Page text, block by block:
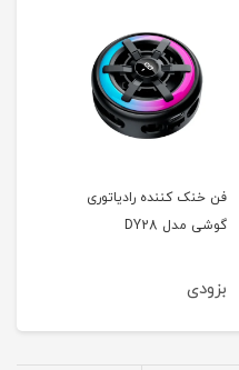
فن خنک کننده رادیاتوری
گوشی مدل DY28
بزودی